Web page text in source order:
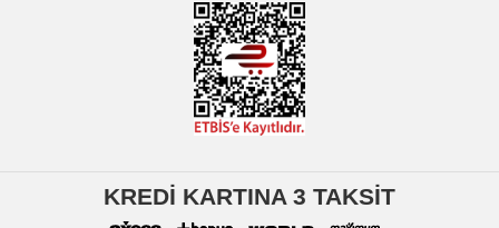
KREDİ KARTINA 3 TAKSİT